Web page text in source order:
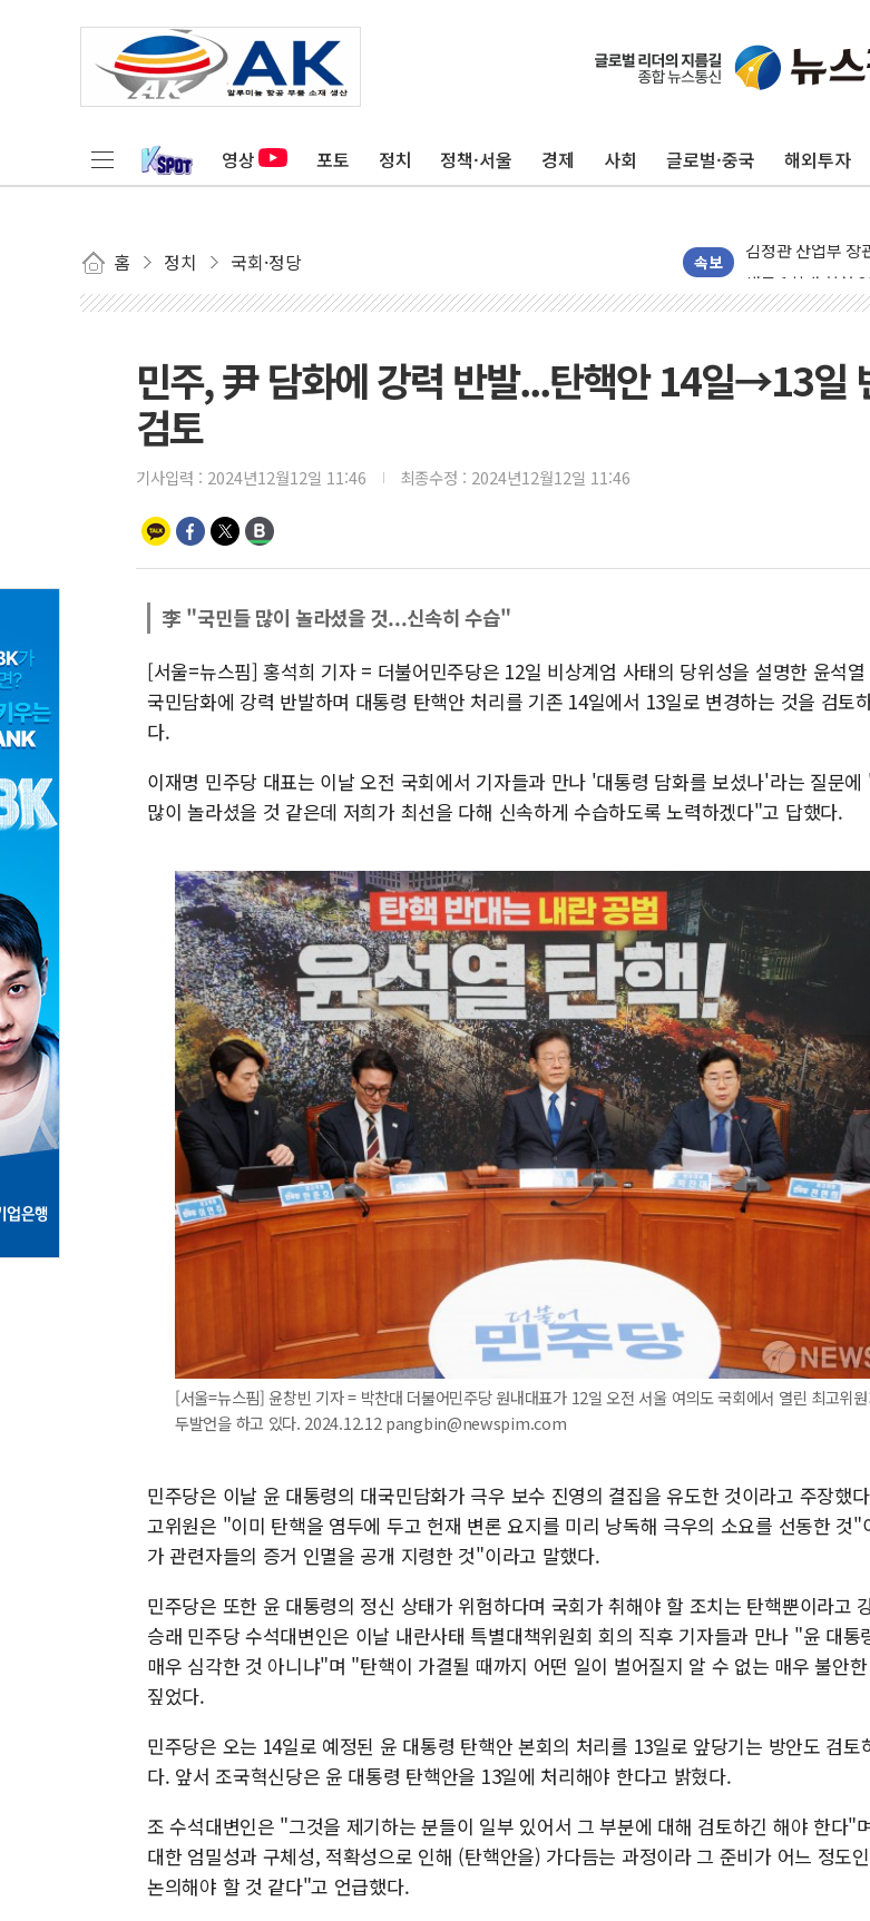
영상 포토 정치 정책·서울 경제 사회 글로벌·중국 해외투자
홈 정치 국회·정당 속보
[인도증시] 중동
러, 1인칭시점 드
'월가의 황제' 다
양주 섬유염색공
해군 1함대 창설
[3보] 북, 원산서
동해해경, 독도
주한미군 "오산
[코인 시황] 비
[르포] 39도 폭염
[2보] 북한, 원산
양주 가전제품 창
민주, 尹 담화에 강력 반발...탄핵안 14일→13일
검토
기사입력 : 2024년12월12일 11:46 최종수정 : 2024년12월12일 11:46
李 "국민들 많이 놀라셨을 것...신속히 수습"
[서울=뉴스핌] 홍석희 기자 = 더불어민주당은 12일 비상계엄 사태의 당위성을 설명한 윤석
국민담화에 강력 반발하며 대통령 탄핵안 처리를 기존 14일에서 13일로 변경하는 것을 검토
다.
이재명 민주당 대표는 이날 오전 국회에서 기자들과 만나 '대통령 담화를 보셨나'라는 질문에
많이 놀라셨을 것 같은데 저희가 최선을 다해 신속하게 수습하도록 노력하겠다"고 답했다.
[서울=뉴스핌] 윤창빈 기자 = 박찬대 더불어민주당 원내대표가 12일 오전 서울 여의도 국회에서 열린 최고위
두발언을 하고 있다. 2024.12.12 pangbin@newspim.com
민주당은 이날 윤 대통령의 대국민담화가 극우 보수 진영의 결집을 유도한 것이라고 주장했
고위원은 "이미 탄핵을 염두에 두고 헌재 변론 요지를 미리 낭독해 극우의 소요를 선동한 것
가 관련자들의 증거 인멸을 공개 지령한 것"이라고 말했다.
민주당은 또한 윤 대통령의 정신 상태가 위험하다며 국회가 취해야 할 조치는 탄핵뿐이라고
승래 민주당 수석대변인은 이날 내란사태 특별대책위원회 회의 직후 기자들과 만나 "윤 대통
매우 심각한 것 아니냐"며 "탄핵이 가결될 때까지 어떤 일이 벌어질지 알 수 없는 매우 불안
짚었다.
민주당은 오는 14일로 예정된 윤 대통령 탄핵안 본회의 처리를 13일로 앞당기는 방안도 검토
다. 앞서 조국혁신당은 윤 대통령 탄핵안을 13일에 처리해야 한다고 밝혔다.
조 수석대변인은 "그것을 제기하는 분들이 일부 있어서 그 부분에 대해 검토하긴 해야 한다"
대한 엄밀성과 구체성, 적확성으로 인해 (탄핵안을) 가다듬는 과정이라 그 준비가 어느 정도
논의해야 할 것 같다"고 언급했다.